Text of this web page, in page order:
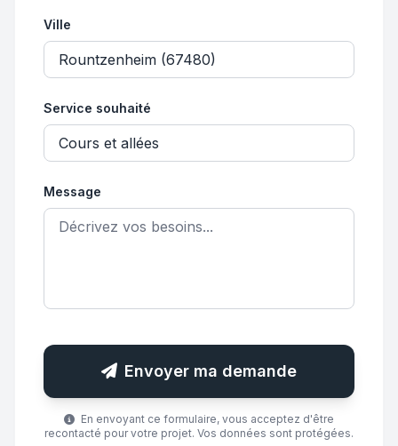
Ville
Service souhaité
Message
Envoyer ma demande
En envoyant ce formulaire, vous acceptez d'être
recontacté pour votre projet. Vos données sont protégées.